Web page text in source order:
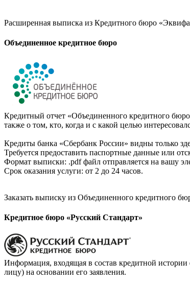
Расширенная выписка из Кредитного бюро
Объединенное кредитное бюро
Кредитный отчет «Объединенного кредитного
также о том, кто, когда и с какой целью
Кредиты банка «Сбербанк России» видны только
Требуется предоставить паспортные данные или
Формат выписки: .pdf файл отправляется на вашу
Срок оказания услуги: от 2 до 24 часов.
Заказать выписку из Объединенного кредитного
Кредитное бюро «Русский Стандарт»
Информация, входящая в состав кредитной
лицу) на основании его заявления.